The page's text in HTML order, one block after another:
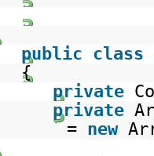
public class
{
private
private
= new